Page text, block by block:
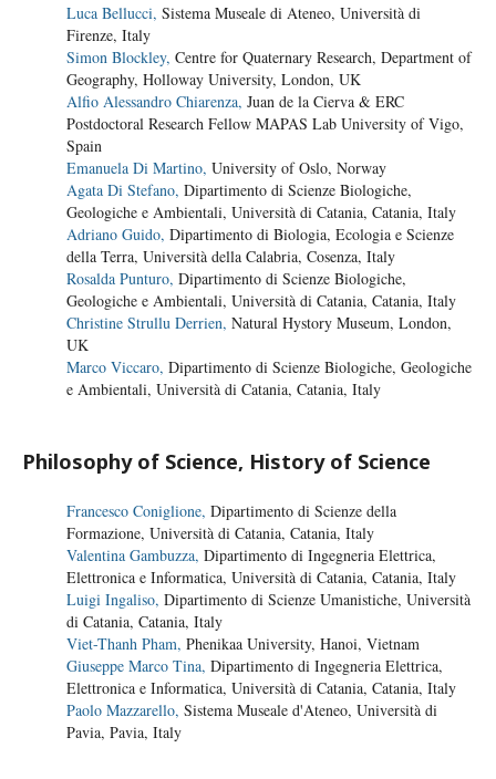
Luca Bellucci, Sistema Museale di Ateneo, Università di
Firenze, Italy
Simon Blockley, Centre for Quaternary Research, Department of
Geography, Holloway University, London, UK
Alfio Alessandro Chiarenza, Juan de la Cierva & ERC
Postdoctoral Research Fellow MAPAS Lab University of Vigo,
Spain
Emanuela Di Martino, University of Oslo, Norway
Agata Di Stefano, Dipartimento di Scienze Biologiche,
Geologiche e Ambientali, Università di Catania, Catania, Italy
Adriano Guido, Dipartimento di Biologia, Ecologia e Scienze
della Terra, Università della Calabria, Cosenza, Italy
Rosalda Punturo, Dipartimento di Scienze Biologiche,
Geologiche e Ambientali, Università di Catania, Catania, Italy
Christine Strullu Derrien, Natural Hystory Museum, London,
UK
Marco Viccaro, Dipartimento di Scienze Biologiche, Geologiche
e Ambientali, Università di Catania, Catania, Italy
Philosophy of Science, History of Science
Francesco Coniglione, Dipartimento di Scienze della
Formazione, Università di Catania, Catania, Italy
Valentina Gambuzza, Dipartimento di Ingegneria Elettrica,
Elettronica e Informatica, Università di Catania, Catania, Italy
Luigi Ingaliso, Dipartimento di Scienze Umanistiche, Università
di Catania, Catania, Italy
Viet-Thanh Pham, Phenikaa University, Hanoi, Vietnam
Giuseppe Marco Tina, Dipartimento di Ingegneria Elettrica,
Elettronica e Informatica, Università di Catania, Catania, Italy
Paolo Mazzarello, Sistema Museale d'Ateneo, Università di
Pavia, Pavia, Italy